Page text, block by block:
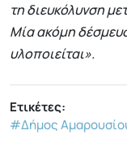
τη διευκόλυνση
Μία ακόμη
υλοποιείται».
Ετικέτες:
#Δήμος